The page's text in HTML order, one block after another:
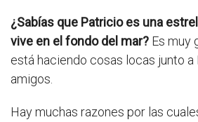
¿Sabías que Patricio es una
vive en el fondo del mar? Es muy
está haciendo cosas locas junto a
amigos.
Hay muchas razones por las